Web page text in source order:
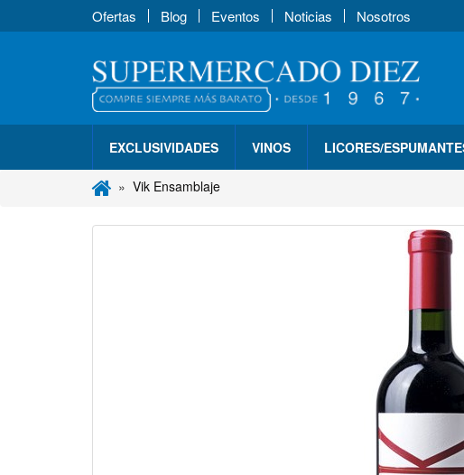
Ofertas Blog Eventos Noticias Nosotros
EXCLUSIVIDADES VINOS LICORES/
Vik Ensamblaje